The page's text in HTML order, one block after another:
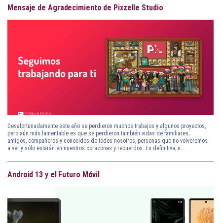
Mensaje de Agradecimiento de Pixzelle Studio
Desafortunadamente este año se perdieron muchos trabajos y algunos proyectos,
pero aún más lamentable es que se perdieron también vidas de familiares,
amigos, compañeros y conocidos de todos nosotros, personas que no volveremos
a ver y sólo estarán en nuestros corazones y recuerdos. En definitiva, n…
Android 13 y el Futuro Móvil